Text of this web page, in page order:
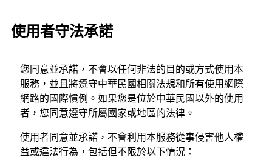
使用者守法承諾
您同意並承諾，不會以任何非法的目的或方式使用本
服務，並且將遵守中華民國相關法規和所有使用網際
網路的國際慣例。如果您是位於中華民國以外的使用
者，您同意遵守所屬國家或地區的法律。
使用者同意並承諾，不會利用本服務從事侵害他人權
益或違法行為，包括但不限於以下情況：